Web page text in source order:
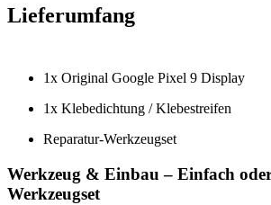
Lieferumfang
1x Original Google Pixel 9 Display
1x Klebedichtung / Klebestreifen
Reparatur-Werkzeugset
Werkzeug & Einbau – Einfach
Werkzeugset